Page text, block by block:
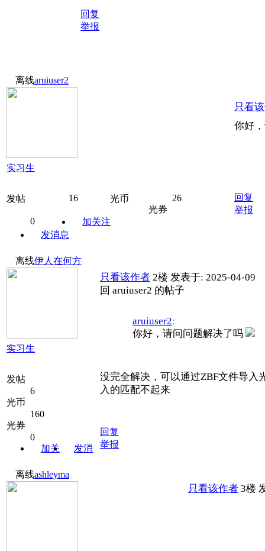
回复
举报
离线aruiuser2
实习生
发帖 16 光币
26
光券
0
加关注
发消息
只看
你好
回复
举报
离线伊人在何方
实习生
发帖
6
光币
160
光券
0
加关
发消
只看该作者 2楼 发表于: 2025-04-09
回 aruiuser2 的帖子
aruiuser2:
你好，请问问题解决了吗
没完全解决，可以通过ZBF文件导
入的匹配不起来
回复
举报
离线ashleyma
只看该作者 3楼